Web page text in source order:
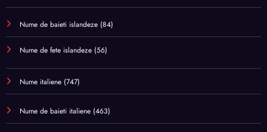
Nume de baieti islandeze (84)
Nume de fete islandeze (56)
Nume italiene (747)
Nume de baieti italiene (463)